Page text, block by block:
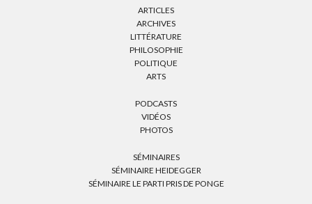
ARTICLES
ARCHIVES
LITTÉRATURE
PHILOSOPHIE
POLITIQUE
ARTS
PODCASTS
VIDÉOS
PHOTOS
SÉMINAIRES
SÉMINAIRE HEIDEGGER
SÉMINAIRE LE PARTI PRIS DE PONGE